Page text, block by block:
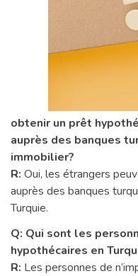
obtenir un prêt
auprès des banques
immobilier?
R: Oui, les étrangers
auprès des banques
Turquie.
Q: Qui sont les
hypothécaires en
R: Les personnes de